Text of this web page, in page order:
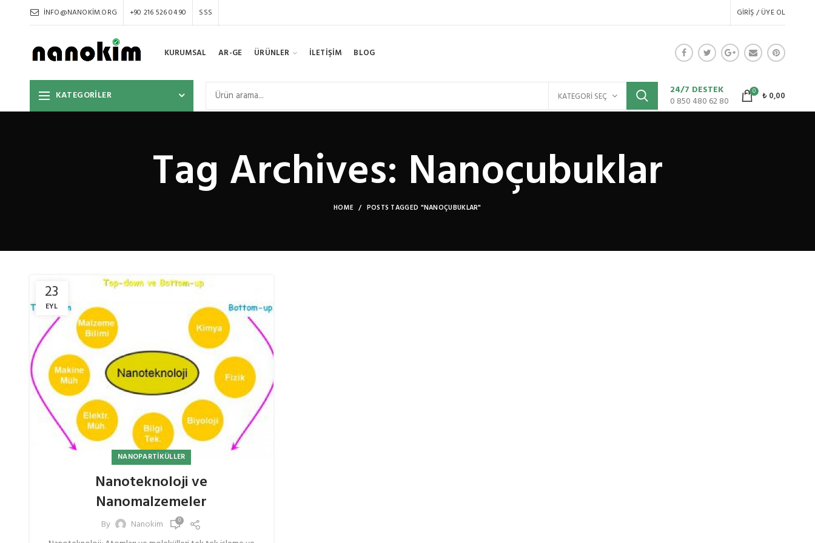
INFO@NANOKIM.ORG +90 216 526 04 90 SSS GIRIŞ / ÜYE OL
KURUMSAL AR-GE ÜRÜNLER İLETİŞİM BLOG
KATEGORİLER KATEGORI SEÇ
24/7 DESTEK
0 850 480 62 80
0 ₺0,00
Tag Archives: Nanoçubuklar
HOME POSTS TAGGED "NANOÇUBUKLAR"
23
EYL
NANOPARTIKÜLLER
Nanoteknoloji ve
Nanomalzemeler
By Nanokim 0